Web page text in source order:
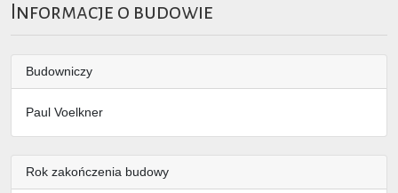
Informacje o budowie
Budowniczy
Paul Voelkner
Rok zakończenia budowy